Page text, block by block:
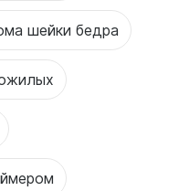
шейки бедра